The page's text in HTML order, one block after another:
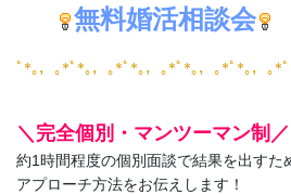
無料婚活相談会
ﾟ*｡，｡*ﾟ*｡，｡*ﾟ*｡，｡*ﾟ*｡，｡*ﾟ*｡，｡*
＼完全個別・マンツーマン制／
約1時間程度の個別面談で結果を出すた
アプローチ方法をお伝えします！